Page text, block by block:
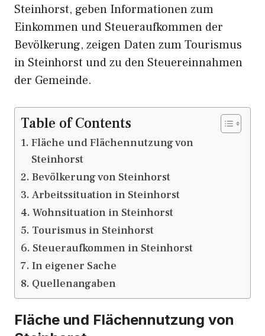
Steinhorst, geben Informationen zum
Einkommen und Steueraufkommen der
Bevölkerung, zeigen Daten zum Tourismus
in Steinhorst und zu den Steuereinnahmen
der Gemeinde.
Table of Contents
Fläche und Flächennutzung von
Steinhorst
Bevölkerung von Steinhorst
Arbeitssituation in Steinhorst
Wohnsituation in Steinhorst
Tourismus in Steinhorst
Steueraufkommen in Steinhorst
In eigener Sache
Quellenangaben
Fläche und Flächennutzung von